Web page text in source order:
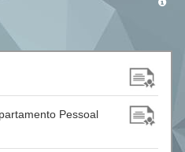
Pessoal